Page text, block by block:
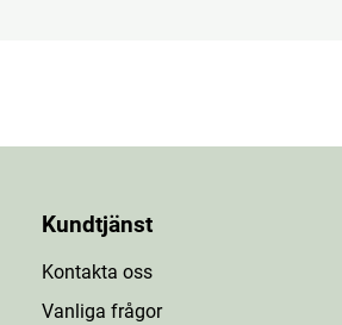
Kundtjänst
Kontakta oss
Vanliga frågor